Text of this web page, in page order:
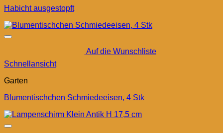
Habicht ausgestopft
Auf die Wunschliste
Schnellansicht
Garten
Blumentischchen Schmiedeeisen, 4 Stk